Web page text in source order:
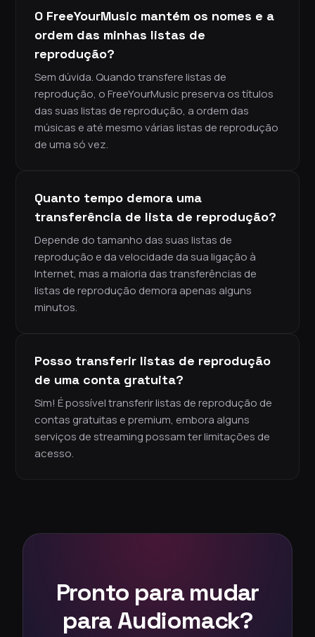
O FreeYourMusic mantém os nomes e a
ordem das minhas listas de
reprodução?
Sem dúvida. Quando transfere listas de
reprodução, o FreeYourMusic preserva os títulos
das suas listas de reprodução, a ordem das
músicas e até mesmo várias listas de reprodução
de uma só vez.
Quanto tempo demora uma
transferência de lista de reprodução?
Depende do tamanho das suas listas de
reprodução e da velocidade da sua ligação à
Internet, mas a maioria das transferências de
listas de reprodução demora apenas alguns
minutos.
Posso transferir listas de reprodução
de uma conta gratuita?
Sim! É possível transferir listas de reprodução de
contas gratuitas e premium, embora alguns
serviços de streaming possam ter limitações de
acesso.
Pronto para mudar
para Audiomack?